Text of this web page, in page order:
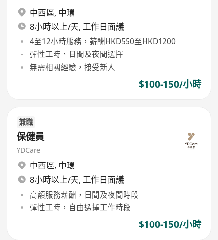
中西區, 中環
8小時以上/天, 工作日面議
4至12小時服務，薪酬HKD550至HKD1200
彈性工時，日間及夜間選擇
無需相關經驗，接受新人
$100-150/小時
兼職
保健員
YDCare
中西區, 中環
8小時以上/天, 工作日面議
高額服務薪酬，日間及夜間時段
彈性工時，自由選擇工作時段
$100-150/小時